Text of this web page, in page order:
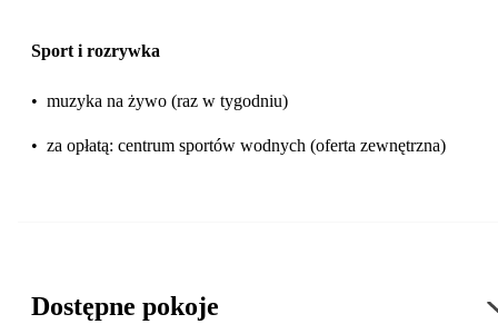
Sport i rozrywka
• muzyka na żywo (raz w tygodniu)
• za opłatą: centrum sportów wodnych (oferta zewnętrzna)
Dostępne pokoje